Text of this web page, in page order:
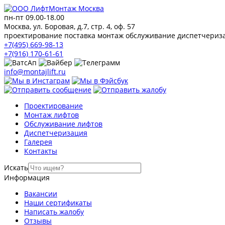
пн-пт 09.00-18.00
Москва, ул. Боровая, д.7, стр. 4, оф. 57
проектирование поставка монтаж обслуживание
+7(495) 669-98-13
+7(916) 170-61-61
info@montajlift.ru
Проектирование
Монтаж лифтов
Обслуживание лифтов
Диспетчеризация
Галерея
Контакты
Искать
Информация
Вакансии
Наши сертификаты
Написать жалобу
Отзывы